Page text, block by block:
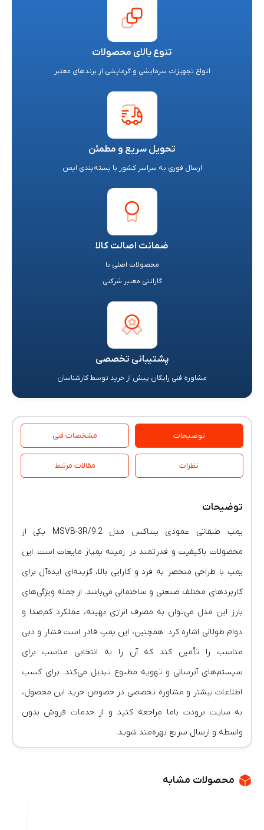
تنوع بالای محصولات
انواع تجهیزات سرمایشی و گرمایشی از برندهای معتبر
تحویل سریع و مطمئن
ارسال فوری به سراسر کشور با بسته‌بندی ایمن
ضمانت اصالت کالا
محصولات اصلی با
گارانتی معتبر شرکتی
پشتیبانی تخصصی
مشاوره فنی رایگان پیش از خرید توسط کارشناسان
توضیحات مشخصات فنی
نظرات مقالات مرتبط
توضیحات
پمپ طبقاتی عمودی پنتاکس مدل MSVB-3R/9.2 یکی از
محصولات باکیفیت و قدرتمند در زمینه پمپاژ مایعات است. این
پمپ با طراحی منحصر به فرد و کارایی بالا، گزینه‌ای ایده‌آل برای
کاربردهای مختلف صنعتی و ساختمانی می‌باشد. از جمله ویژگی‌های
بارز این مدل می‌توان به مصرف انرژی بهینه، عملکرد کم‌صدا و
دوام طولانی اشاره کرد. همچنین، این پمپ قادر است فشار و دبی
مناسب را تأمین کند که آن را به انتخابی مناسب برای
سیستم‌های آبرسانی و تهویه مطبوع تبدیل می‌کند. برای کسب
اطلاعات بیشتر و مشاوره تخصصی در خصوص خرید این محصول،
به سایت برودت باما مراجعه کنید و از خدمات فروش بدون
واسطه و ارسال سریع بهره‌مند شوید.
محصولات مشابه